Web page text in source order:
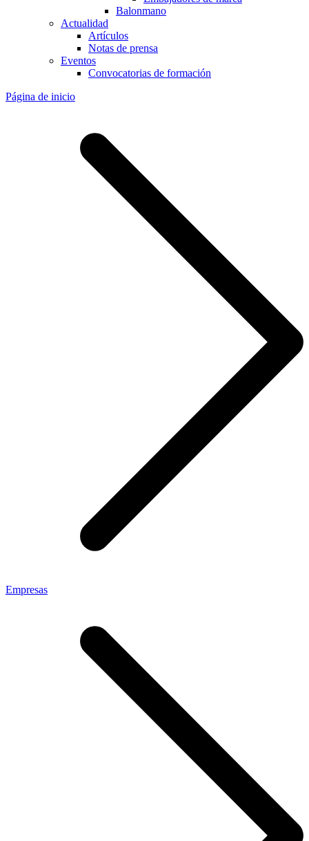
Balonmano
Actualidad
Artículos
Notas de prensa
Eventos
Convocatorias de formación
Página de inicio
Empresas